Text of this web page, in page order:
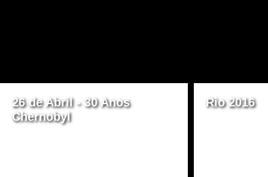
26 de Abril - 30 Anos
Chernobyl
Rio 2016